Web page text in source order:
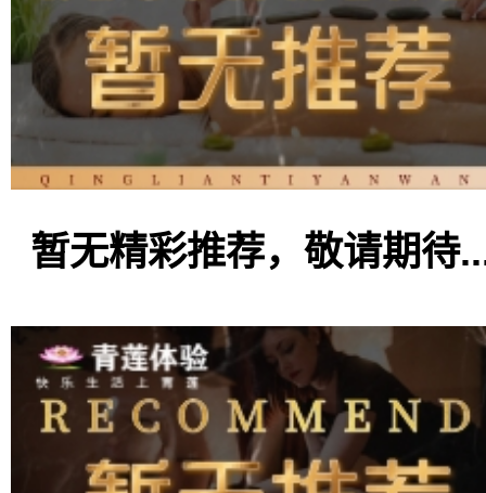
暂无精彩推荐，敬请期待